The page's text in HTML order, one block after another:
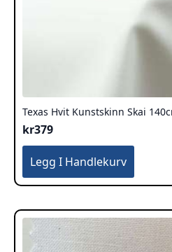
Texas Hvit Kunstskinn Skai
kr379
Legg I Handlekurv